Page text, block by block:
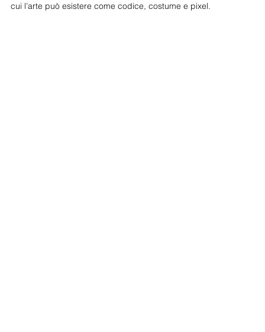
cui l’arte può esistere come codice, costume e pixel.